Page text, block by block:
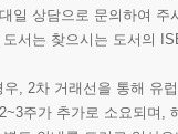
일 상담으로 문의하여 주
서는 찾으시는 도서의
, 2차 거래선을 통해 유
주가 추가로 소요되며,